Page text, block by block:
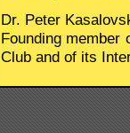
Dr. Peter
Founding member
Club and of its